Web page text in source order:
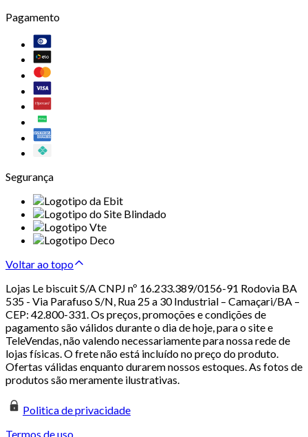
Pagamento
Segurança
Voltar ao topo
Lojas Le biscuit S/A CNPJ nº 16.233.389/0156-91 Rodovia BA
535 - Via Parafuso S/N, Rua 25 a 30 Industrial – Camaçari/BA –
CEP: 42.800-331. Os preços, promoções e condições de
pagamento são válidos durante o dia de hoje, para o site e
TeleVendas, não valendo necessariamente para nossa rede de
lojas físicas. O frete não está incluído no preço do produto.
Ofertas válidas enquanto durarem nossos estoques. As fotos de
produtos são meramente ilustrativas.
Politica de privacidade
Termos de uso